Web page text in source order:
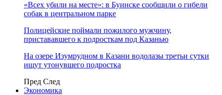
«Всех убили на месте»: в Буинске сообщили о гибели
собак в центральном парке
Полицейские поймали пожилого мужчину,
пристававшего к подросткам под Казанью
На озере Изумрудном в Казани водолазы третьи сутки
ищут утонувшего подростка
Пред След
Экономика